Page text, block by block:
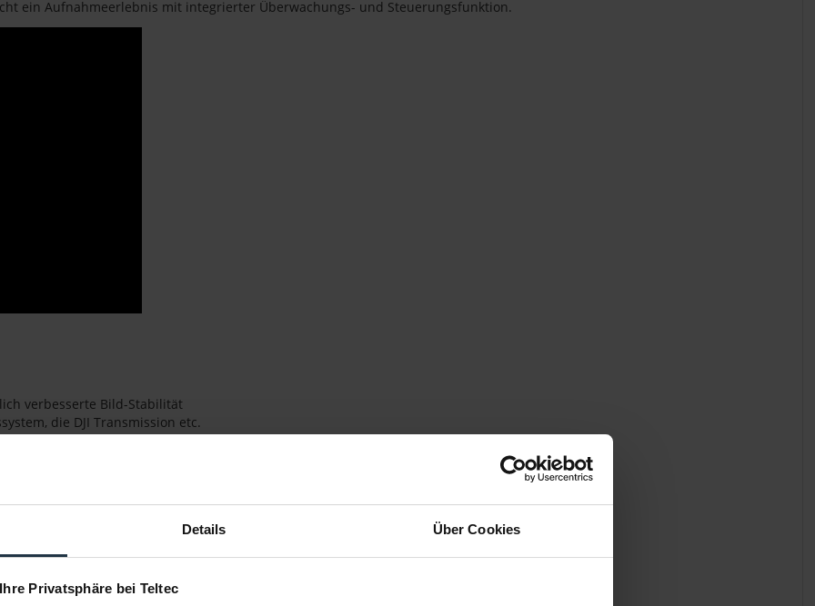
Details Über Cookies
Privatsphäre bei Teltec
ein Aufnahmeerlebnis mit integrierter Überwachungs- und Steuerungsfunktion.
verbesserte Bild-Stabilität
die DJI Transmission etc.
und entriegelung
s